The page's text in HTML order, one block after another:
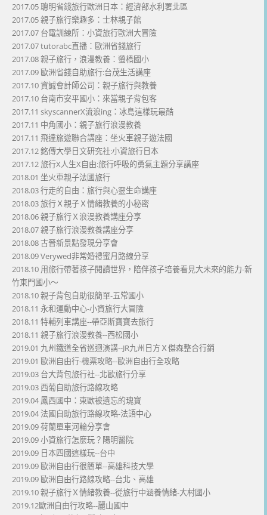
2017.05 聰明省錢旅行歐洲日本：經濟部水利署北區
2017.05 親子旅行樂趣多：士林親子館
2017.07 台電訓練所：小資旅行歐洲大冒險
2017.07 tutorabc直播：歐洲省錢旅行
2017.08 親子旅行，浪漫教養：螢橋國小
2017.09 歐洲省錢自助旅行:台茂生活講座
2017.10 資誠會計師公司：親子旅行與教養
2017.10 台南市安平國小：來當親子背包客
2017.11 skyscannerX流浪ing：冰島這樣玩最酷
2017.11 中角國小：親子旅行浪漫教養
2017.11 飛達旅遊聯合講座：坐火車親子遊法國
2017.12 銘傳大學日文研究社:小資旅行日本
2017.12 旅行X人生X自由:旅行呼吸的勇氣主題分享講座
2018.01 坐火車親子法國旅行
2018.03 行走的自由：旅行與心靈生命講座
2018.03 旅行Ｘ親子Ｘ情緒教養的小秘密
2018.06 親子旅行Ｘ浪漫教養講座分享
2018.07 親子旅行浪漫教養講座分享
2018.08 古晉新景點發現分享會
2018.09 Verywed非常婚禮蜜月路線分享
2018.10 用旅行帶著孩子閱讀世界，陪伴孩子培養看見大未來的能力-新
竹東門國小～
2018.10 親子背包自助很簡單-五常國小
2018.11 永和運動中心-小資旅行大冒險
2018.11 特輔列車講座--帶亞斯寶寶去旅行
2018.11 親子旅行浪漫教養--西松國小
2019.01 九州鐵道全省巡迴演講--JR九州日方Ｘ傑森整合行銷
2019.01 歐洲自由行-機票攻略--歐洲自由行全攻略
2019.03 台大背包旅行社--北歐旅行分享
2019.03 西葡自助旅行路線攻略
2019.04 鳳西國中：東歐被遺忘的瑰寶
2019.04 法國自助旅行路線攻略-法語中心
2019.09 荷蘭單車河輪分享會
2019.09 小資旅行怎麼玩？陽明醫院
2019.09 日本四國這樣玩--台中
2019.09 歐洲自由行很簡單--高雄科技大學
2019.09 歐洲自由行路線攻略--台北、高雄
2019.10 親子旅行Ｘ情緒教養--從旅行中涵養情緒-大村國小
2019.12歐洲自由行攻略--麗山國中